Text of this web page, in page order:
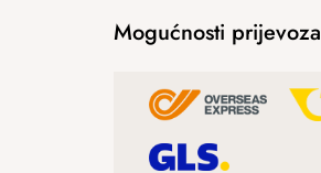
Mogućnosti prijevoza